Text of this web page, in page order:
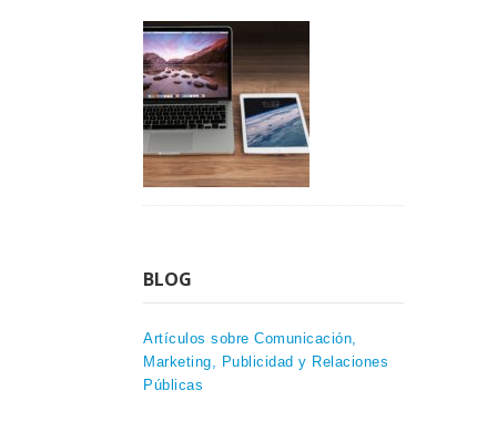
BLOG
Artículos sobre Comunicación,
Marketing, Publicidad y Relaciones
Públicas